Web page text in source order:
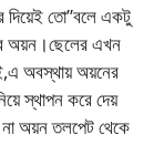
দিয়েই তো”বলে একটু
অয়ন।ছেলের এখন
অবস্থায় অয়নের
স্থাপন করে দেয়
না অয়ন তলপেট থেকে